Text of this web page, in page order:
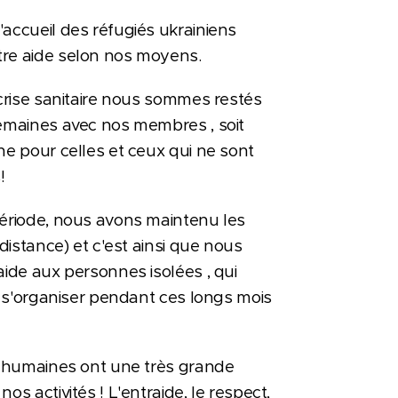
des réfugiés ukrainiens
aide selon nos moyens.
sanitaire nous sommes restés
avec nos membres , soit
pour celles et ceux qui ne sont
nous avons maintenu les
et c'est ainsi que nous
aux personnes isolées , qui
pendant ces longs mois
ont une très grande
activités ! L'entraide, le respect,